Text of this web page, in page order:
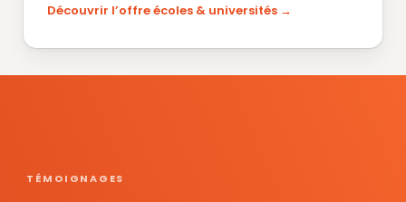
Découvrir l’offre écoles & universités
TÉMOIGNAGES